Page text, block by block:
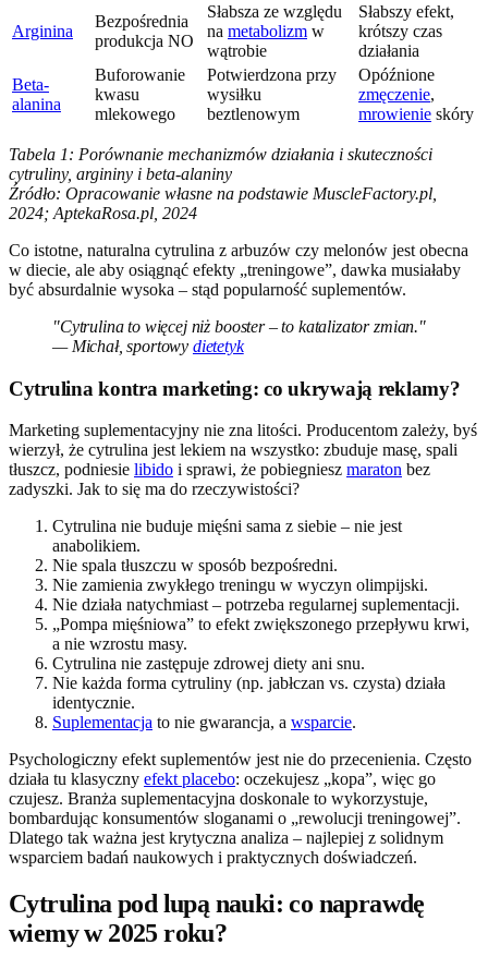
Arginina
Bezpośrednia
produkcja NO
Słabsza ze względu
na metabolizm w
wątrobie
Słabszy efekt,
krótszy czas
działania
Beta-
alanina
Buforowanie
kwasu
mlekowego
Potwierdzona przy
wysiłku
beztlenowym
Opóźnione
zmęczenie,
mrowienie skóry
Tabela 1: Porównanie mechanizmów działania i skuteczności
cytruliny, argininy i beta-alaniny
Źródło: Opracowanie własne na podstawie MuscleFactory.pl,
2024; AptekaRosa.pl, 2024
Co istotne, naturalna cytrulina z arbuzów czy melonów jest obecna
w diecie, ale aby osiągnąć efekty „treningowe”, dawka musiałaby
być absurdalnie wysoka – stąd popularność suplementów.
"Cytrulina to więcej niż booster – to katalizator zmian."
— Michał, sportowy dietetyk
Cytrulina kontra marketing: co ukrywają reklamy?
Marketing suplementacyjny nie zna litości. Producentom zależy, byś
wierzył, że cytrulina jest lekiem na wszystko: zbuduje masę, spali
tłuszcz, podniesie libido i sprawi, że pobiegniesz maraton bez
zadyszki. Jak to się ma do rzeczywistości?
Cytrulina nie buduje mięśni sama z siebie – nie jest
anabolikiem.
Nie spala tłuszczu w sposób bezpośredni.
Nie zamienia zwykłego treningu w wyczyn olimpijski.
Nie działa natychmiast – potrzeba regularnej suplementacji.
„Pompa mięśniowa” to efekt zwiększonego przepływu krwi,
a nie wzrostu masy.
Cytrulina nie zastępuje zdrowej diety ani snu.
Nie każda forma cytruliny (np. jabłczan vs. czysta) działa
identycznie.
Suplementacja to nie gwarancja, a wsparcie.
Psychologiczny efekt suplementów jest nie do przecenienia. Często
działa tu klasyczny efekt placebo: oczekujesz „kopa”, więc go
czujesz. Branża suplementacyjna doskonale to wykorzystuje,
bombardując konsumentów sloganami o „rewolucji treningowej”.
Dlatego tak ważna jest krytyczna analiza – najlepiej z solidnym
wsparciem badań naukowych i praktycznych doświadczeń.
Cytrulina pod lupą nauki: co naprawdę
wiemy w 2025 roku?